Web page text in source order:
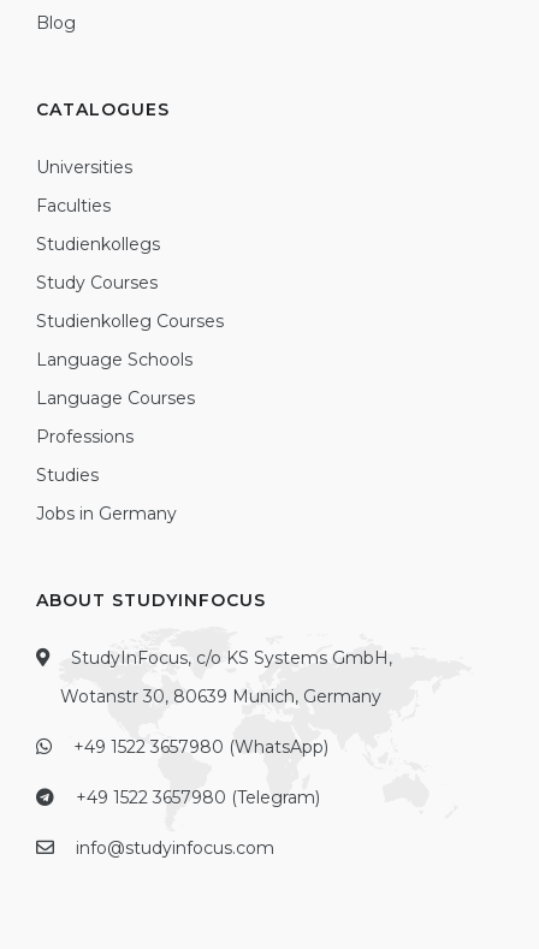
Blog
CATALOGUES
Universities
Faculties
Studienkollegs
Study Courses
Studienkolleg Courses
Language Schools
Language Courses
Professions
Studies
Jobs in Germany
ABOUT STUDYINFOCUS
StudyInFocus, c/o KS Systems GmbH,
Wotanstr 30, 80639 Munich, Germany
+49 1522 3657980 (WhatsApp)
+49 1522 3657980 (Telegram)
info@studyinfocus.com